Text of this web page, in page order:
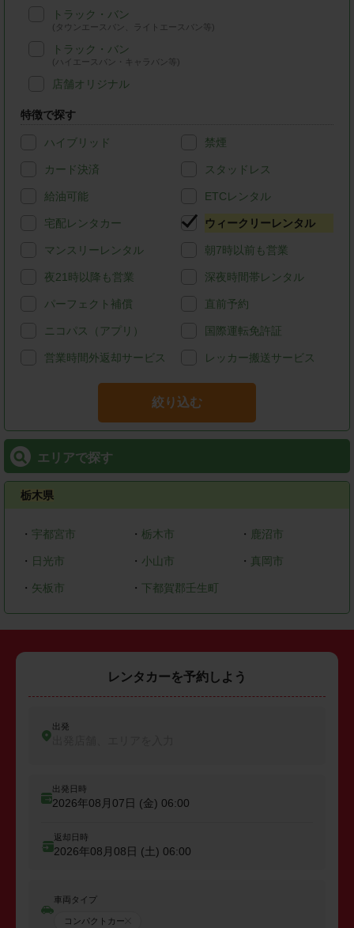
トラック・バン
(タウンエースバン、ライトエースバン等)
トラック・バン
(ハイエースバン・キャラバン等)
店舗オリジナル
特徴で探す
ハイブリッド 禁煙
カード決済 スタッドレス
給油可能 ETCレンタル
宅配レンタカー ウィークリーレンタル
マンスリーレンタル 朝7時以前も営業
夜21時以降も営業 深夜時間帯レンタル
パーフェクト補償 直前予約
ニコパス（アプリ） 国際運転免許証
営業時間外返却サービス レッカー搬送サービス
絞り込む
エリアで探す
栃木県
・ 宇都宮市 ・ 栃木市 ・ 鹿沼市
・ 日光市 ・ 小山市 ・ 真岡市
・ 矢板市 ・ 下都賀郡壬生町
レンタカーを予約しよう
出発
出発日時
2026年08月07日 (金) 06:00
返却日時
2026年08月08日 (土) 06:00
車両タイプ
コンパクトカー